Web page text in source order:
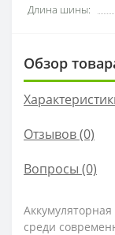
Длина шины:
Обзор
Отзывов (0)
Вопросы (0)
среди